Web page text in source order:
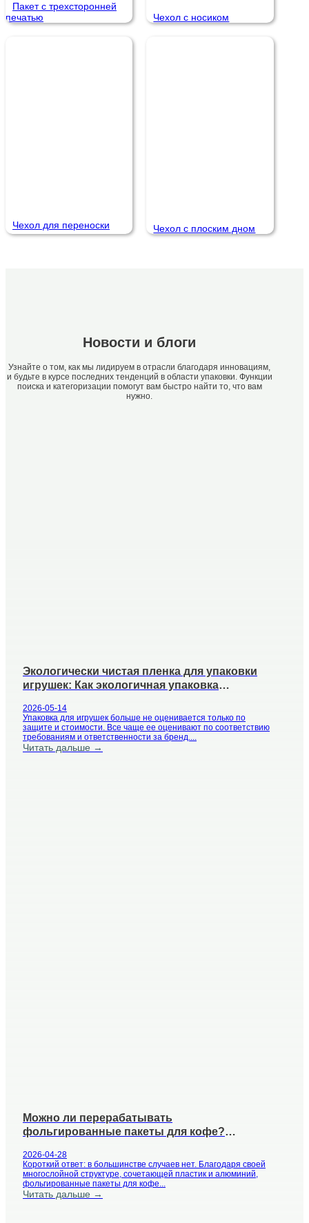
Пакет с трехсторонней
печатью
Чехол с носиком
Чехол для переноски Чехол с плоским дном
Новости и блоги
Узнайте о том, как мы лидируем в отрасли благодаря инновациям,
и будьте в курсе последних тенденций в области упаковки. Функции
поиска и категоризации помогут вам быстро найти то, что вам
нужно.
Экологически чистая пленка для упаковки
игрушек: Как экологичная упаковка
2026-05-14
Упаковка для игрушек больше не оценивается только по
защите и стоимости. Все чаще ее оценивают по соответствию
требованиям и ответственности за бренд....
Читать дальше →
Можно ли перерабатывать
фольгированные пакеты для кофе?
2026-04-28
Короткий ответ: в большинстве случаев нет. Благодаря своей
многослойной структуре, сочетающей пластик и алюминий,
фольгированные пакеты для кофе...
Читать дальше →